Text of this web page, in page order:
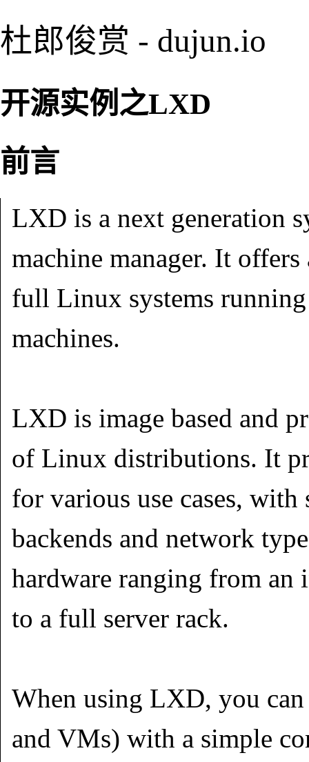
杜郎俊赏 - dujun.io
开源实例之LXD
前言
LXD is a next generation
machine manager. It
full Linux systems
machines.
LXD is image based and
of Linux distributions. It
for various use cases,
backends and network
hardware ranging from
to a full server rack.
When using LXD, you can
and VMs) with a simple